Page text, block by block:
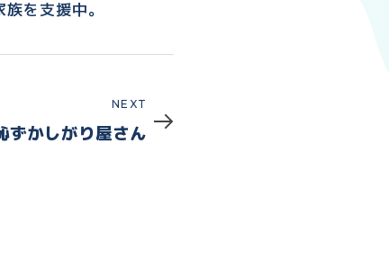
を支援中。
NEXT
ずかしがり屋さん